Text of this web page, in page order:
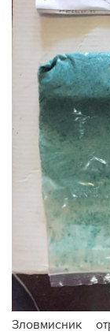
Зловмисник